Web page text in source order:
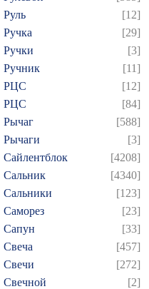
Руль
[12]
Ручка
[29]
Ручки
[3]
Ручник
[11]
РЦC
[12]
РЦС
[84]
Рычаг
[588]
Рычаги
[3]
Сайлентблок
[4208]
Сальник
[4340]
Сальники
[123]
Саморез
[23]
Сапун
[33]
Свеча
[457]
Свечи
[272]
Свечной
[2]